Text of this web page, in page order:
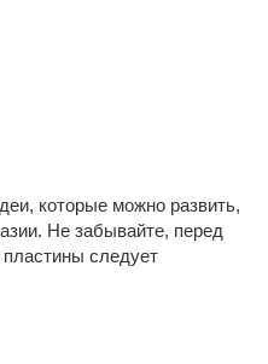
которые можно развить,
Не забывайте, перед
пластины следует